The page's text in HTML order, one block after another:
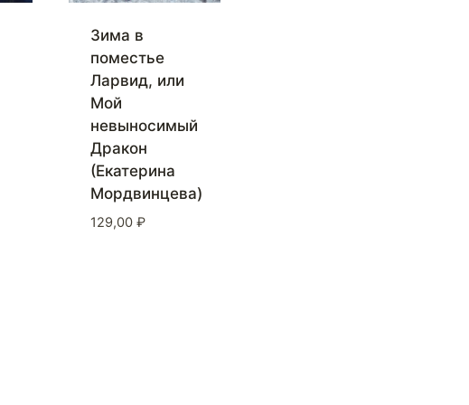
Зима в
поместье
Ларвид, или
Мой
невыносимый
Дракон
(Екатерина
Мордвинцева)
129,00 ₽